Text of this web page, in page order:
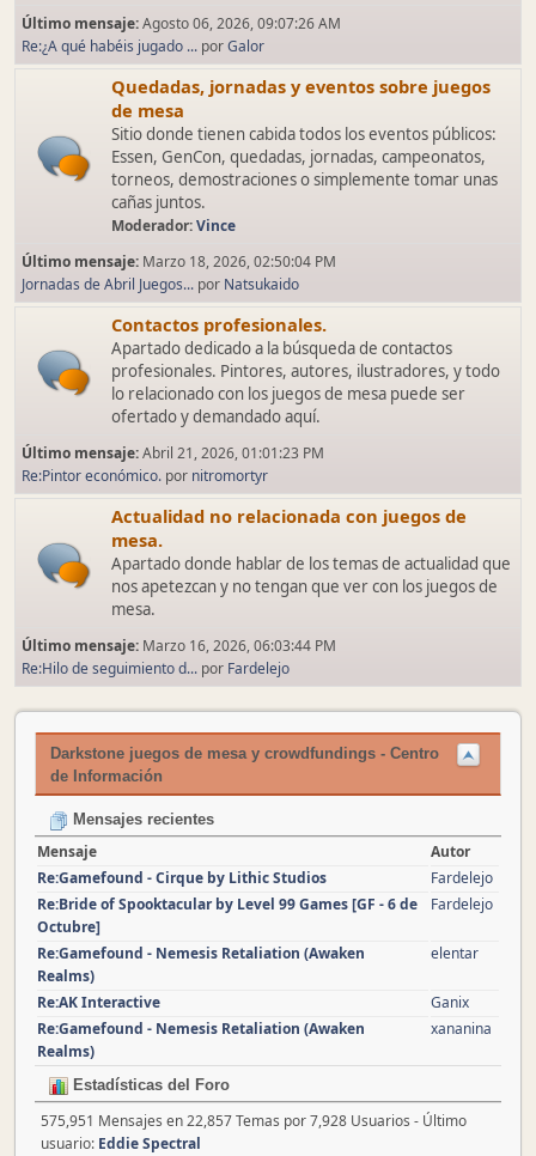
Último mensaje:Agosto 06, 2026, 09:07:26 AM
Re:¿A qué habéis jugado ... porGalor
Quedadas, jornadas y eventos sobre juegos
de mesa
Sitio donde tienen cabida todos los eventos públicos:
Essen, GenCon, quedadas, jornadas, campeonatos,
torneos, demostraciones o simplemente tomar unas
cañas juntos.
Moderador:Vince
Último mensaje: Marzo 18, 2026, 02:50:04 PM
Jornadas de Abril Juegos... por Natsukaido
Contactos profesionales.
Apartado dedicado a la búsqueda de contactos
profesionales. Pintores, autores, ilustradores, y todo
lo relacionado con los juegos de mesa puede ser
ofertado y demandado aquí.
Último mensaje:Abril 21, 2026, 01:01:23 PM
Re:Pintor económico. por nitromortyr
Actualidad no relacionada con juegos de
mesa.
Apartado donde hablar de los temas de actualidad que
nos apetezcan y no tengan que ver con los juegos de
mesa.
Último mensaje: Marzo 16, 2026, 06:03:44 PM
Re:Hilo de seguimiento d... por Fardelejo
Darkstone juegos de mesa y crowdfundings - Centro
de Información
Mensajes recientes
Mensaje
Autor
Re:Gamefound - Cirque by Lithic Studios
Fardelejo
Re:Bride of Spooktacular by Level 99 Games [GF - 6 de
Octubre]
Fardelejo
Re:Gamefound - Nemesis Retaliation (Awaken
Realms)
elentar
Re:AK Interactive
Ganix
Re:Gamefound - Nemesis Retaliation (Awaken
Realms)
xananina
Estadísticas del Foro
575,951 Mensajes en 22,857 Temas por 7,928 Usuarios - Último
usuario: Eddie Spectral